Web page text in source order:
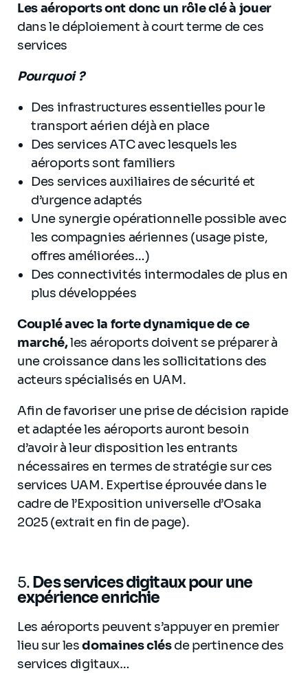
Les aéroports ont donc un rôle clé à jouer
dans le déploiement à court terme de ces
services
Pourquoi ?
Des infrastructures essentielles pour le
transport aérien déjà en place
Des services ATC avec lesquels les
aéroports sont familiers
Des services auxiliaires de sécurité et
d’urgence adaptés
Une synergie opérationnelle possible avec
les compagnies aériennes (usage piste,
offres améliorées…)
Des connectivités intermodales de plus en
plus développées
Couplé avec la forte dynamique de ce
marché,les aéroports doivent se préparer à
une croissance dans les sollicitations des
acteurs spécialisés en UAM.
Afin de favoriser une prise de décision rapide
et adaptée les aéroports auront besoin
d’avoir à leur disposition les entrants
nécessaires en termes de stratégie sur ces
services UAM. Expertise éprouvée dans le
cadre de l’Exposition universelle d’Osaka
2025 (extrait en fin de page).
5.Des services digitaux pour une
expérience enrichie
Les aéroports peuvent s’appuyer en premier
lieu sur lesdomaines clésde pertinence des
services digitaux…